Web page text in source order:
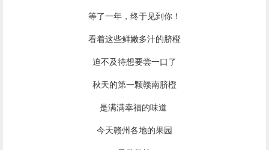
等了一年，终于见到你！
看着这些鲜嫩多汁的脐橙
迫不及待想要尝一口了
秋天的第一颗赣南脐橙
是满满幸福的味道
今天赣州各地的果园